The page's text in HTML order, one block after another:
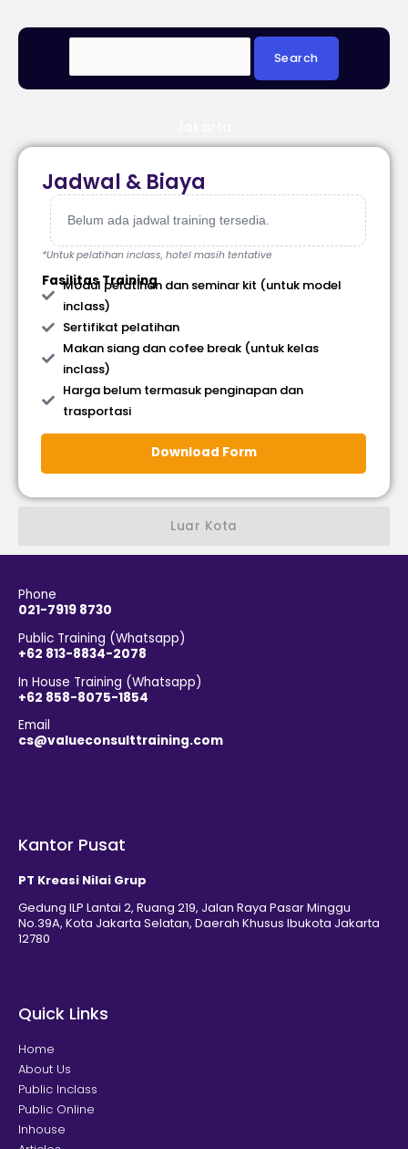
Luar Kota
Jadwal & Biaya
Belum ada jadwal training tersedia.
*Untuk pelatihan inclass, hotel masih tentative
Fasilitas Training
Modul pelatihan dan seminar kit (untuk model
inclass)
Sertifikat pelatihan
Makan siang dan cofee break (untuk kelas
inclass)
Harga belum termasuk penginapan dan
trasportasi
Download Form
Phone
021-7919 8730
Public Training (Whatsapp)
+62 813-8834-2078
In House Training (Whatsapp)
+62 858-8075-1854
Email
cs@valueconsulttraining.com
Kantor Pusat
PT Kreasi Nilai Grup
Gedung ILP Lantai 2, Ruang 219, Jalan Raya Pasar Minggu
No.39A, Kota Jakarta Selatan, Daerah Khusus Ibukota Jakarta
12780
Quick Links
Home
About Us
Public Inclass
Public Online
Inhouse